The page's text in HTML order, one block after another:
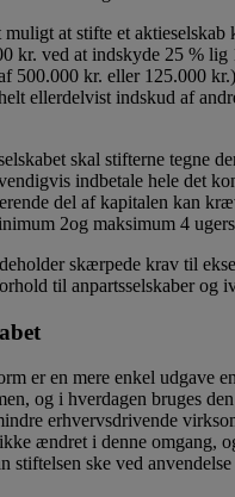
at stifte et aktieselskab
kr. ved at indskyde 25 %
500.000 kr. eller 125.000
ellerdelvist indskud af
skal stifterne tegne
indbetale hele det
del af kapitalen kan
2og maksimum 4
skærpede krav til
til anpartsselskaber og
er en mere enkel udgave
og i hverdagen bruges
erhvervsdrivende
ændret i denne omgang,
stiftelsen ske ved